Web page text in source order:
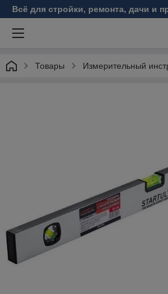
Всё для стройки, ремонта, дачи и
Товары Измерительный